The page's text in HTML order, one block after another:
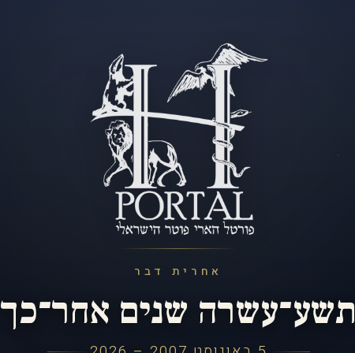
אחרית דבר
שנים אחר־כך